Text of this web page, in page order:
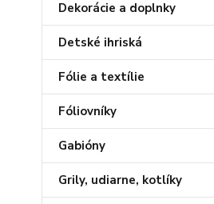
Dekorácie a doplnky
Detské ihriská
Fólie a textílie
Fóliovníky
Gabióny
Grily, udiarne, kotlíky